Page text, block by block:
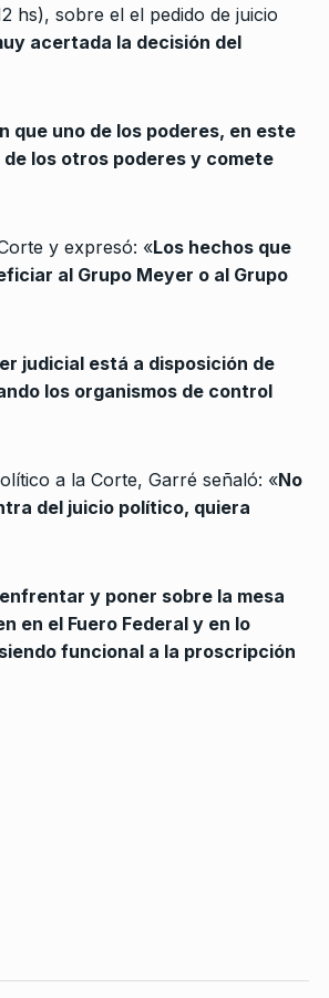
hs), sobre el el pedido de juicio
acertada la decisión del
que uno de los poderes, en este
los otros poderes y comete
y expresó: «Los hechos que
al Grupo Meyer o al Grupo
judicial está a disposición de
los organismos de control
a la Corte, Garré señaló: «No
del juicio político, quiera
enfrentar y poner sobre la mesa
en el Fuero Federal y en lo
funcional a la proscripción
«No vienen solo por los
BONAVITTA 530 4 De Julio De 2024
ALERTA! 5 De Abril De 2023